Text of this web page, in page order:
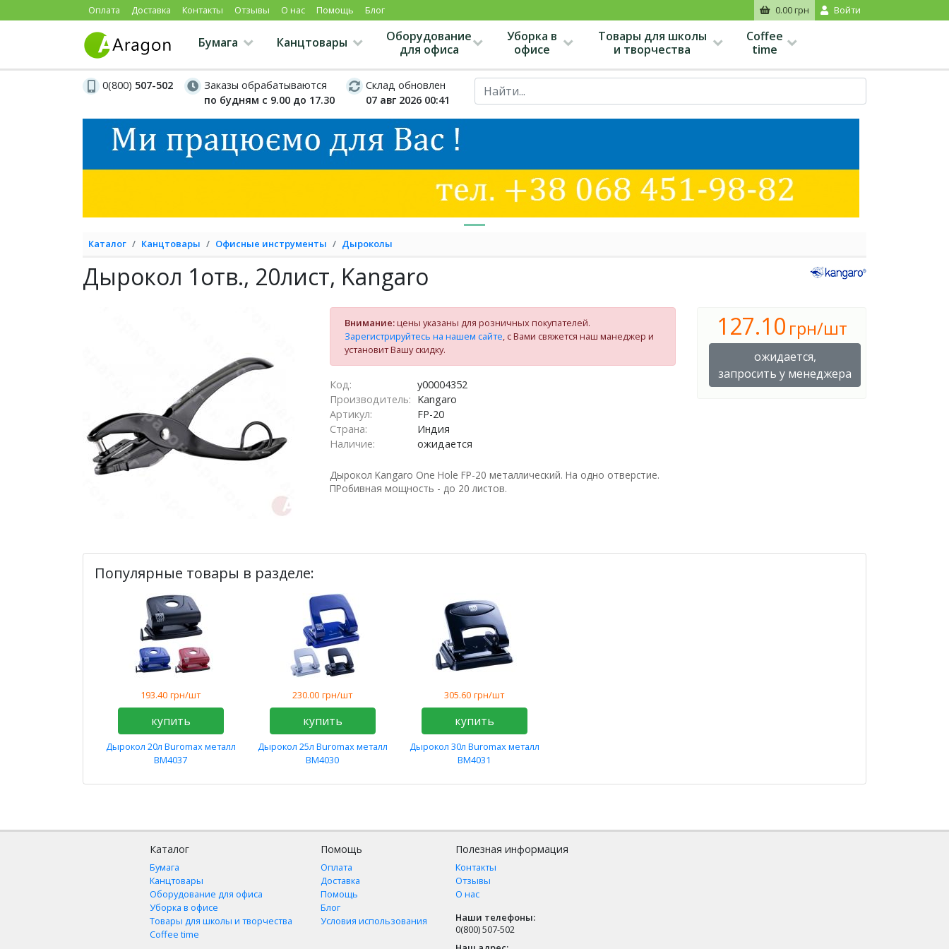
Оплата Доставка Контакты Отзывы О нас Помощь Блог 0.00 грн Войти
Бумага Канцтовары
Оборудование
для офиса
Уборка в
офисе
Товары для школы
и творчества
Coffee
time
0(800) 507-502
Заказы обрабатываются
по будням с 9.00 до 17.30
Склад обновлен
07 авг 2026 00:41
Каталог Канцтовары Офисные инструменты Дыроколы
Дырокол 1отв., 20лист, Kangaro
127.10 грн/шт
ожидается,
запросить у менеджера
Внимание:цены указаны для розничных покупателей.
Зарегистрируйтесь на нашем сайте, с Вами свяжется наш манеджер и
установит Вашу скидку.
Код:
у00004352
Производитель: Kangaro
Артикул:
FP-20
Страна:
Индия
Наличие:
ожидается
Дырокол Kangaro One Hole FP-20 металлический. На одно отверстие.
ПРобивная мощность - до 20 листов.
Популярные товары в разделе:
193.40 грн/шт
купить
Дырокол 20л Buromax металл
BM4037
230.00 грн/шт
купить
Дырокол 25л Buromax металл
BM4030
305.60 грн/шт
купить
Дырокол 30л Buromax металл
BM4031
Каталог
Бумага
Канцтовары
Оборудование для офиса
Уборка в офисе
Товары для школы и творчества
Coffee time
Помощь
Оплата
Доставка
Помощь
Блог
Условия использования
Полезная информация
Контакты
Отзывы
О нас
Наши телефоны:
0(800) 507-502